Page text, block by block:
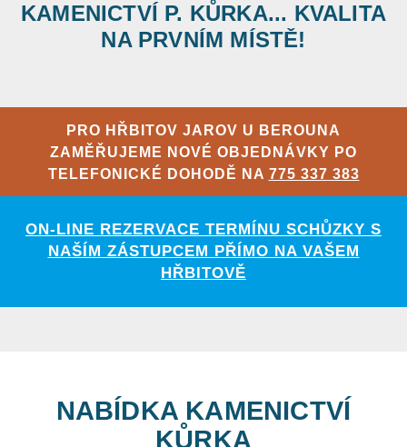
KAMENICTVÍ P. KŮRKA... KVALITA
NA PRVNÍM MÍSTĚ!
PRO HŘBITOV JAROV U BEROUNA
ZAMĚŘUJEME NOVÉ OBJEDNÁVKY PO
TELEFONICKÉ DOHODĚ NA 775 337 383
ON-LINE REZERVACE TERMÍNU SCHŮZKY S
NAŠÍM ZÁSTUPCEM PŘÍMO NA VAŠEM
HŘBITOVĚ
NABÍDKA KAMENICTVÍ
KŮRKA